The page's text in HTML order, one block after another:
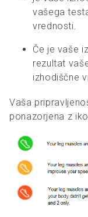
vašega
vrednosti.
Če je vaše
rezultat
izhodiščne
Vaša
ponazorjena z